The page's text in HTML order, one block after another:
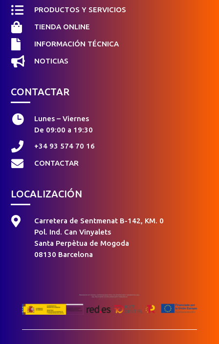
 PRODUCTOS Y SERVICIOS
 TIENDA ONLINE
 INFORMACIÓN TÉCNICA
 NOTICIAS
CONTACTAR

Lunes – Viernes
De 09:00 a 19:30
 +34 93 574 70 16
 CONTACTAR
LOCALIZACIÓN

Carretera de Sentmenat B-142, KM. 0
Pol. Ind. Can Vinyalets
Santa Perpètua de Mogoda
08130 Barcelona